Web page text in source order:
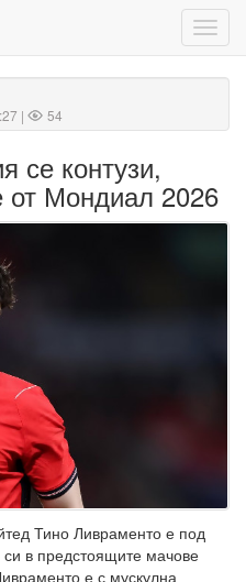
| 54
се контузи,
от Мондиал 2026
Тино Ливраменто е под
си в предстоящите мачове
е с мускулна